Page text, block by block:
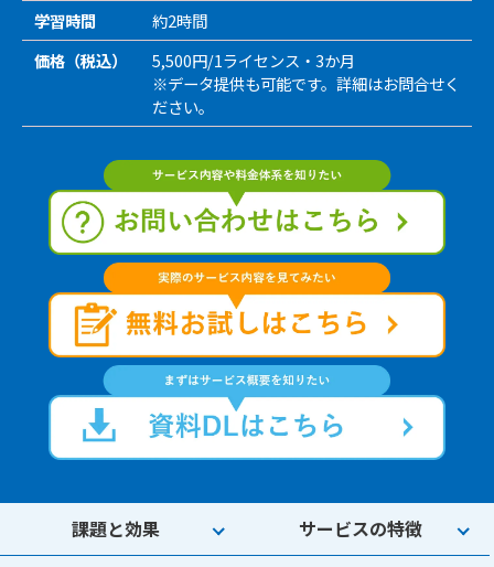
学習時間
約2時間
価格（税込）
5,500円/1ライセンス・3か月
※データ提供も可能です。詳細はお問合せく
ださい。
課題と効果 サービスの特徴